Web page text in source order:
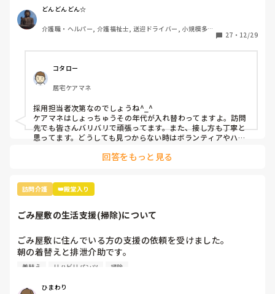
どんどんどん☆
介護職・ヘルパー, 介護福祉士, 送迎ドライバー, 小規模多機
27 ・ 12/29
コタロー
居宅ケアマネ
採用担当者次第なのでしょうね^_^
ケアマネはしょっちゅうその年代が入れ替わってますよ。訪問
先でも皆さんバリバリで頑張ってます。また、接し方も丁寧と
思ってます。どうしても見つからない時はボランティアやハロ
回答をもっと見る
訪問介護 👑殿堂入り
ごみ屋敷の生活支援(掃除)について
ごみ屋敷に住んでいる方の支援の依頼を受けました。
朝の着替えと排泄介助です。
ます。
着替え リハビリパンツ 掃除
ひまわり